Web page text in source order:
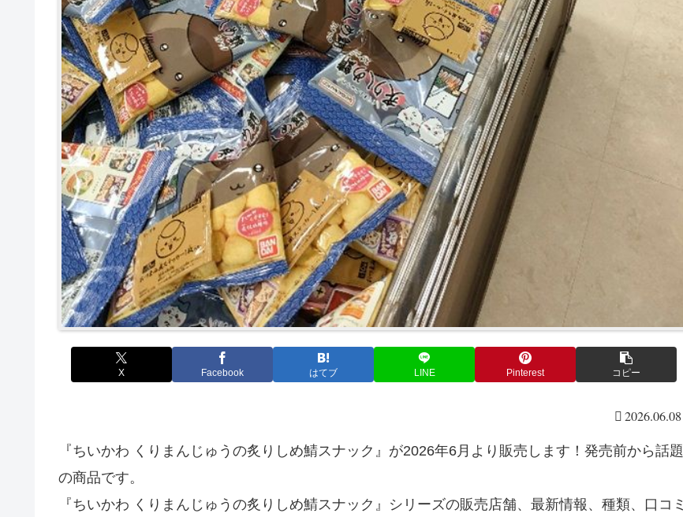
X Facebook はてブ LINE Pinterest コピー
2026.06.08
『ちいかわ くりまんじゅうの炙りしめ鯖スナック』が2026年6月より販売します！発売前から話題
の商品です。
『ちいかわ くりまんじゅうの炙りしめ鯖スナック』シリーズの販売店舗、最新情報、種類、口コミ